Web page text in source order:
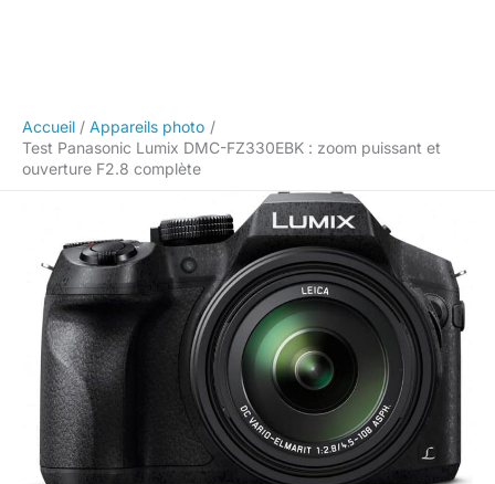
Accueil
Appareils photo
Test Panasonic Lumix DMC-FZ330EBK : zoom puissant et
ouverture F2.8 complète